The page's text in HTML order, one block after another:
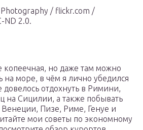
Photography / flickr.com /
ND 2.0.
копеечная, но даже там можно
на море, в чём я лично убедился
отдохнуть в Римини,
на Сицилии, а также побывать
Венеции, Пизе, Риме, Генуе и
мои советы по экономному